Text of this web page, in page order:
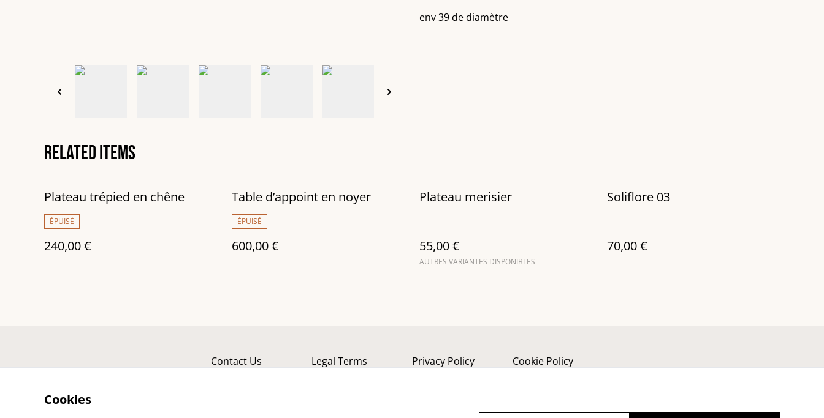
env 39 de diamètre
Related items
Plateau trépied en chêne
ÉPUISÉ
240,00 €
Table d’appoint en noyer
ÉPUISÉ
600,00 €
Plateau merisier
55,00 €
AUTRES VARIANTES DISPONIBLES
Soliflore 03
70,00 €
Contact Us Legal Terms Privacy Policy Cookie Policy
Cookies